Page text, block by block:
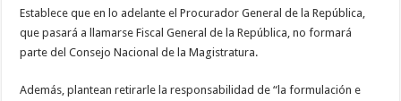
Establece que en lo adelante el Procurador General de la República,
que pasará a llamarse Fiscal General de la República, no formará
parte del Consejo Nacional de la Magistratura.
Además, plantean retirarle la responsabilidad de “la formulación e